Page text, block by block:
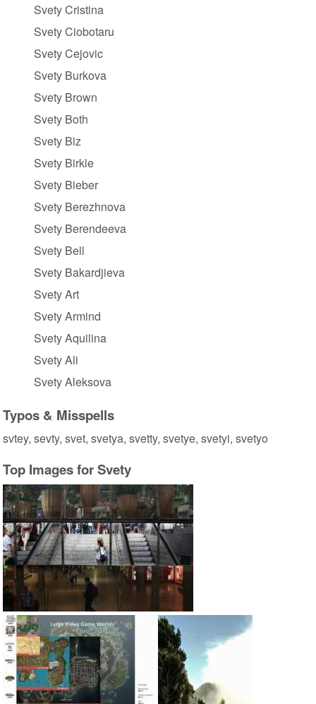
Svety Cristina
Svety Ciobotaru
Svety Cejovic
Svety Burkova
Svety Brown
Svety Both
Svety Biz
Svety Birkle
Svety Bieber
Svety Berezhnova
Svety Berendeeva
Svety Bell
Svety Bakardjieva
Svety Art
Svety Armind
Svety Aquilina
Svety Ali
Svety Aleksova
Typos & Misspells
svtey, sevty, svet, svetya, svetty, svetye, svetyi, svetyo
Top Images for Svety